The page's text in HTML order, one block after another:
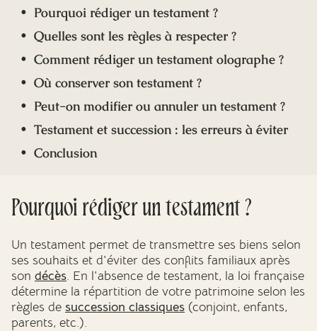
Pourquoi rédiger un testament ?
Quelles sont les règles à respecter ?
Comment rédiger un testament olographe ?
Où conserver son testament ?
Peut-on modifier ou annuler un testament ?
Testament et succession : les erreurs à éviter
Conclusion
Pourquoi rédiger un testament ?
Un testament permet de transmettre ses biens selon
ses souhaits et d'éviter des conflits familiaux après
son décès. En l'absence de testament, la loi française
détermine la répartition de votre patrimoine selon les
règles de succession classiques (conjoint, enfants,
parents, etc.).